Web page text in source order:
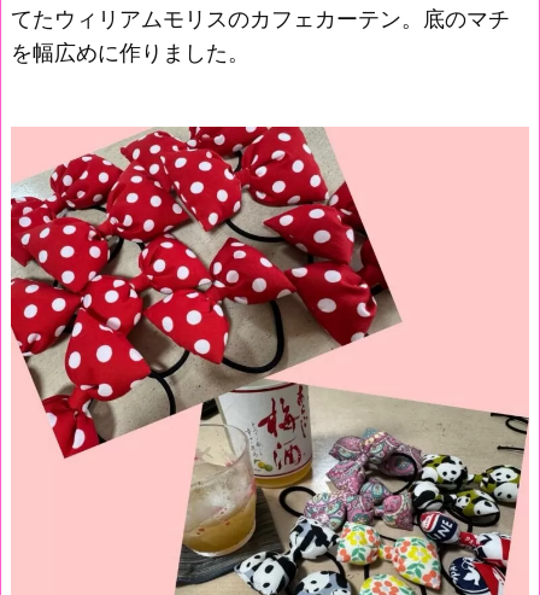
てたウィリアムモリスのカフェカーテン。底のマチ
を幅広めに作りました。